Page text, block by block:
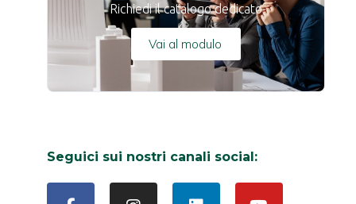
Richiedi il catalogo dedicato
Vai al modulo
Seguici sui nostri canali social: